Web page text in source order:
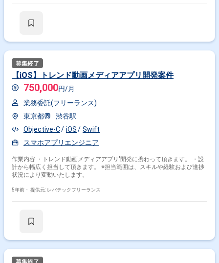
【iOS】トレンド動画メディアアプリ開発案件
750,000円/月
業務委託(フリーランス)
東京都
渋谷駅
Objective-C
iOS
Swift
スマホアプリエンジニア
作業内容 ・トレンド動画メディアアプリ'開発に携わって頂きます。 ・設
計から幅広く担当して頂きます。 ※担当範囲は、スキルや経験および進捗
状況により変動いたします。
5年前・ 提供元: レバテックフリーランス